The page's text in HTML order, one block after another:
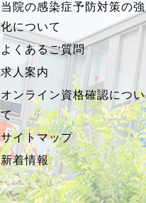
当院の感染症予防対策の強
化について
よくあるご質問
求人案内
オンライン資格確認につい
て
サイトマップ
新着情報